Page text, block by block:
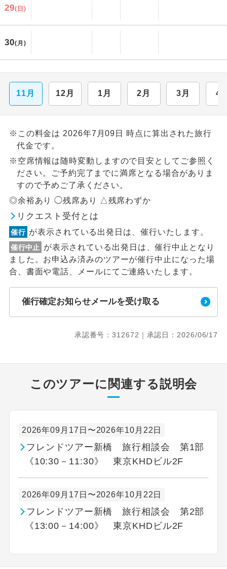
29(日)
30(月)
11月 12月 1月 2月 3月 4
※この料金は 2026年7月09日 時点に算出された旅行
代金です。
※空席情報は随時変動しますので目安としてご参照く
ださい。ご予約完了までに満席となる場合がありま
すので予めご了承ください。
◎余裕あり ◯残席あり △残席わずか
リクエスト受付とは
催行 が表示されている出発日は、催行いたします。
催行中止
が表示されている出発日は、催行中止となり
ました。お申込み済みのツアーが催行中止になった場
合、書面や電話、メールにてご連絡いたします。
催行確定お知らせメールを受け取る
承認番号：312672｜承認日：2026/06/17
このツアーに関連する説明会
2026年09月17日〜2026年10月22日
フレンドツアー新橋 旅行相談会 第1部
《10:30－11:30》 東京KHDビル2F
2026年09月17日〜2026年10月22日
フレンドツアー新橋 旅行相談会 第2部
《13:00－14:00》 東京KHDビル2F